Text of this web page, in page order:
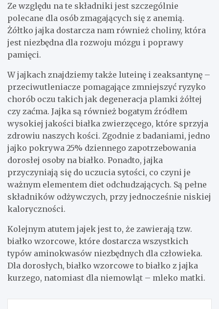
Ze względu na te składniki jest szczególnie
polecane dla osób zmagających się z anemią.
Żółtko jajka dostarcza nam również choliny, która
jest niezbędna dla rozwoju mózgu i poprawy
pamięci.
W jajkach znajdziemy także luteinę i zeaksantynę –
przeciwutleniacze pomagające zmniejszyć ryzyko
chorób oczu takich jak degeneracja plamki żółtej
czy zaćma. Jajka są również bogatym źródłem
wysokiej jakości białka zwierzęcego, które sprzyja
zdrowiu naszych kości. Zgodnie z badaniami, jedno
jajko pokrywa 25% dziennego zapotrzebowania
dorosłej osoby na białko. Ponadto, jajka
przyczyniają się do uczucia sytości, co czyni je
ważnym elementem diet odchudzających. Są pełne
składników odżywczych, przy jednocześnie niskiej
kaloryczności.
Kolejnym atutem jajek jest to, że zawierają tzw.
białko wzorcowe, które dostarcza wszystkich
typów aminokwasów niezbędnych dla człowieka.
Dla dorosłych, białko wzorcowe to białko z jajka
kurzego, natomiast dla niemowląt – mleko matki.